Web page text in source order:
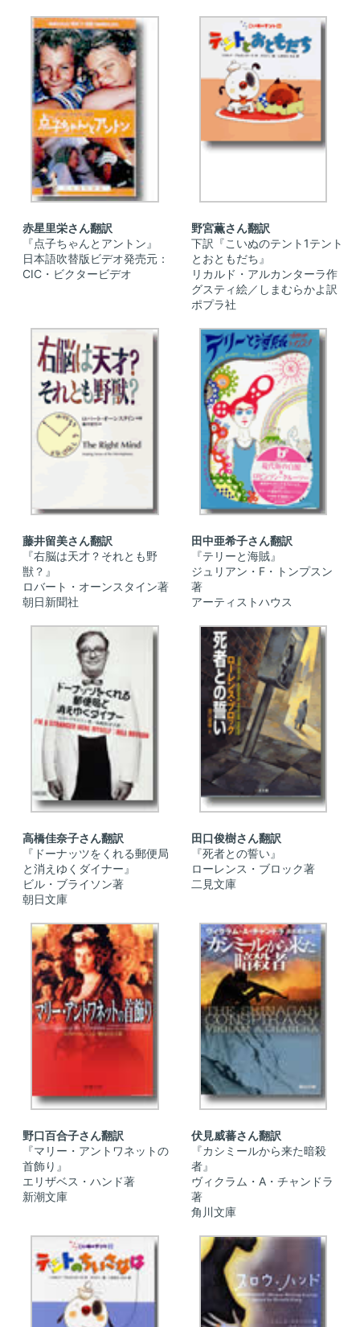
赤星里栄さん翻訳
『点子ちゃんとアントン』
日本語吹替版ビデオ発売元：
CIC・ビクタービデオ
野宮薫さん翻訳
下訳『こいぬのテント1テント
とおともだち』
リカルド・アルカンターラ作
グスティ絵／しまむらかよ訳
ポプラ社
藤井留美さん翻訳
『右脳は天才？それとも野
獣？』
ロバート・オーンスタイン著
朝日新聞社
田中亜希子さん翻訳
『テリーと海賊』
ジュリアン・F・トンプスン
著
アーティストハウス
高橋佳奈子さん翻訳
『ドーナッツをくれる郵便局
と消えゆくダイナー』
ビル・ブライソン著
朝日文庫
田口俊樹さん翻訳
『死者との誓い』
ローレンス・ブロック著
二見文庫
野口百合子さん翻訳
『マリー・アントワネットの
首飾り』
エリザベス・ハンド著
新潮文庫
伏見威蕃さん翻訳
『カシミールから来た暗殺
者』
ヴィクラム・A・チャンドラ
著
角川文庫